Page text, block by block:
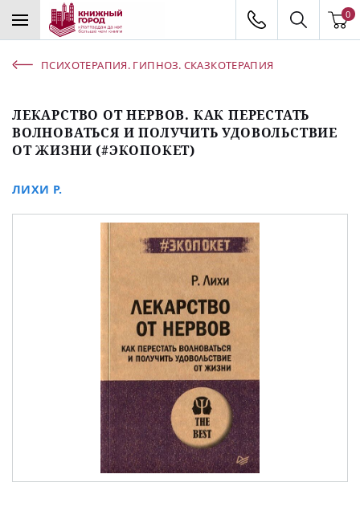
0
ПСИХОТЕРАПИЯ. ГИПНОЗ. СКАЗКОТЕРАПИЯ
ЛЕКАРСТВО ОТ НЕРВОВ. КАК ПЕРЕСТАТЬ
ВОЛНОВАТЬСЯ И ПОЛУЧИТЬ УДОВОЛЬСТВИЕ
ОТ ЖИЗНИ (#ЭКОПОКЕТ)
ЛИХИ Р.